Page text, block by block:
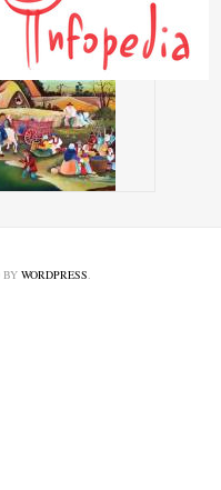
BY WORDPRESS.